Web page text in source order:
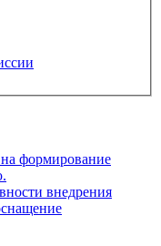
формирование
внедрения